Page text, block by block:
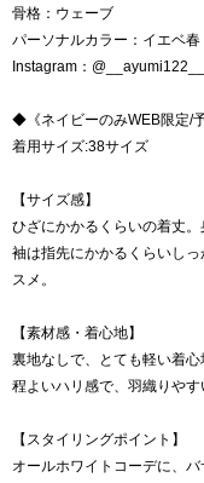
骨格：ウェーブ
パーソナルカラー：イエベ春
Instagram：@__ayumi122__
◆《ネイビーのみWEB限定/
着用サイズ:38サイズ
【サイズ感】
ひざにかかるくらいの着丈。
袖は指先にかかるくらいし
スメ。
【素材感・着心地】
裏地なしで、とても軽い着心
程よいハリ感で、羽織りやす
【スタイリングポイント】
オールホワイトコーデに、